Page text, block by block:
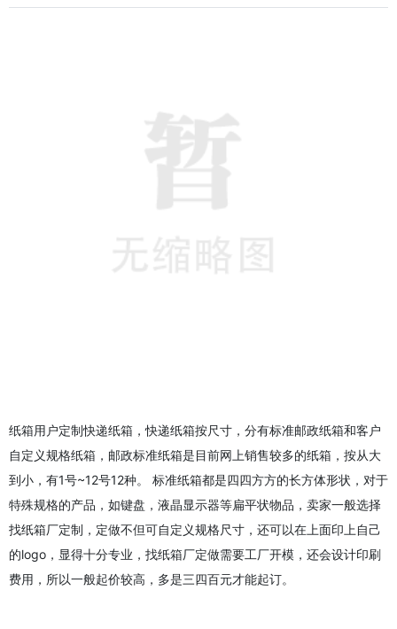
纸箱用户定制快递纸箱，快递纸箱按尺寸，分有标准邮政纸箱和客户
自定义规格纸箱，邮政标准纸箱是目前网上销售较多的纸箱，按从大
到小，有1号~12号12种。 标准纸箱都是四四方方的长方体形状，对于
特殊规格的产品，如键盘，液晶显示器等扁平状物品，卖家一般选择
找纸箱厂定制，定做不但可自定义规格尺寸，还可以在上面印上自己
的logo，显得十分专业，找纸箱厂定做需要工厂开模，还会设计印刷
费用，所以一般起价较高，多是三四百元才能起订。